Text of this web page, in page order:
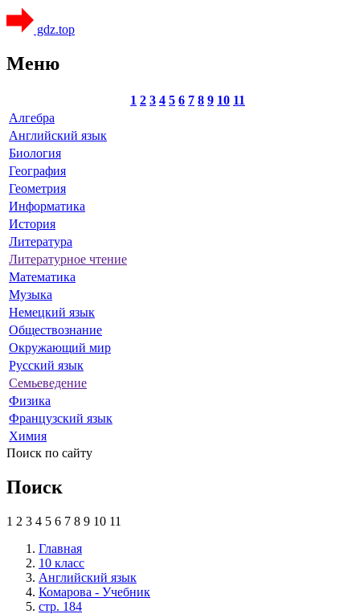
gdz.top
Меню
1 2 3 4 5 6 7 8 9 10 11
Алгебра
Английский язык
Биология
География
Геометрия
Информатика
История
Литература
Литературное чтение
Математика
Музыка
Немецкий язык
Обществознание
Окружающий мир
Русский язык
Семьеведение
Физика
Французский язык
Химия
Поиск по сайту
Поиск
1 2 3 4 5 6 7 8 9 10 11
Главная
10 класс
Английский язык
Комарова - Учебник
стр. 184